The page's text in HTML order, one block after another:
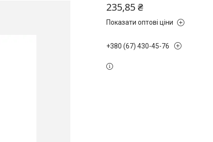
235,85 ₴
Показати оптові ціни
+380 (67) 430-45-76